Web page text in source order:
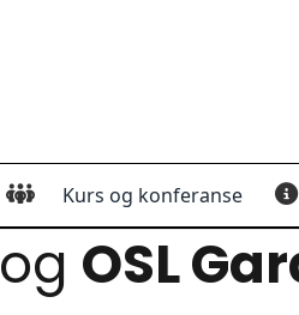
Kurs og konferanse
og OSL